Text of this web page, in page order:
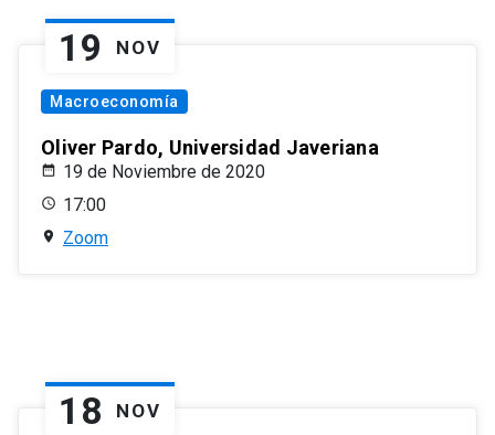
19 NOV
Macroeconomía
Oliver Pardo, Universidad Javeriana
19 de Noviembre de 2020
17:00
Zoom
18 NOV